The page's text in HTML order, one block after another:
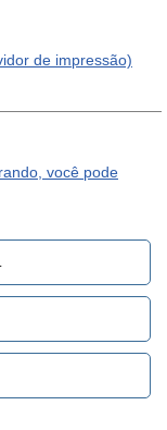
de impressão)
você pode